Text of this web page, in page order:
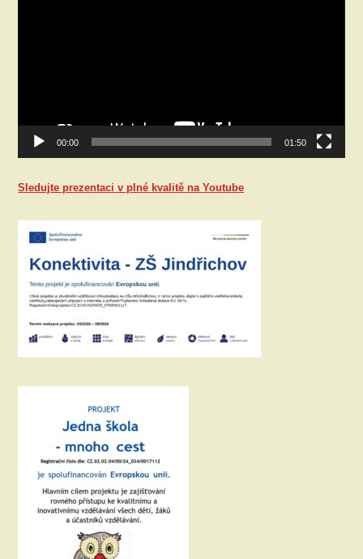
00:00 01:50
Sledujte prezentaci v plné kvalitě na Youtube